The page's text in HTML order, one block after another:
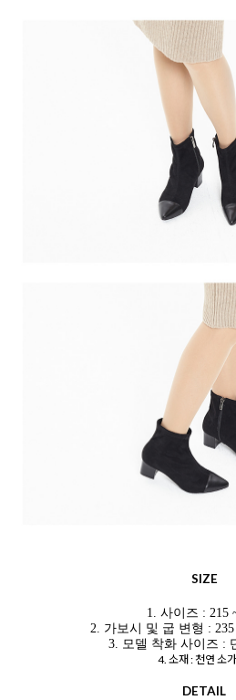
SIZE
1. 사이즈 : 215
2. 가보시 및 굽 변형 :
3. 모델 착화 사이즈 :
4. 소재 : 천연 소
DETAIL